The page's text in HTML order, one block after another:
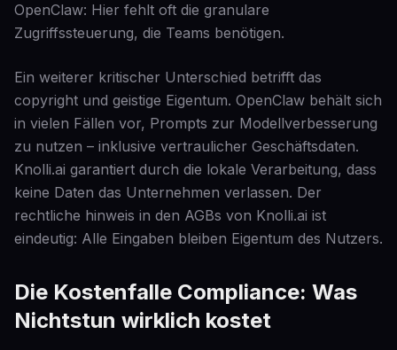
OpenClaw: Hier fehlt oft die granulare
Zugriffssteuerung, die Teams benötigen.
Ein weiterer kritischer Unterschied betrifft das
copyright und geistige Eigentum. OpenClaw behält sich
in vielen Fällen vor, Prompts zur Modellverbesserung
zu nutzen – inklusive vertraulicher Geschäftsdaten.
Knolli.ai garantiert durch die lokale Verarbeitung, dass
keine Daten das Unternehmen verlassen. Der
rechtliche hinweis in den AGBs von Knolli.ai ist
eindeutig: Alle Eingaben bleiben Eigentum des Nutzers.
Die Kostenfalle Compliance: Was
Nichtstun wirklich kostet